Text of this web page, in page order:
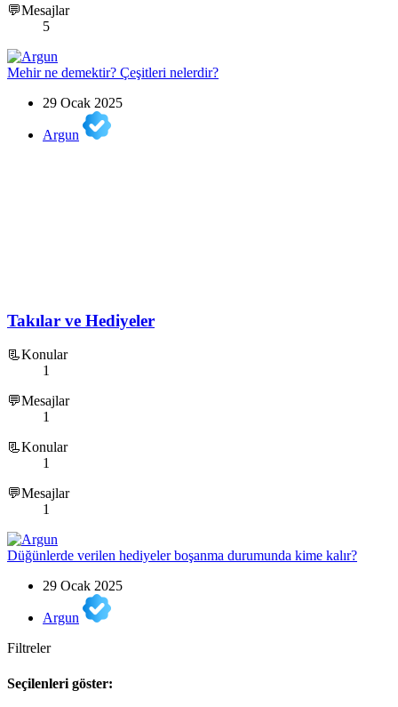
💬Mesajlar
5
Mehir ne demektir? Çeşitleri nelerdir?
29 Ocak 2025
Argun
Takılar ve Hediyeler
📃Konular
1
💬Mesajlar
1
📃Konular
1
💬Mesajlar
1
Düğünlerde verilen hediyeler boşanma durumunda kime kalır?
29 Ocak 2025
Argun
Filtreler
Seçilenleri göster: